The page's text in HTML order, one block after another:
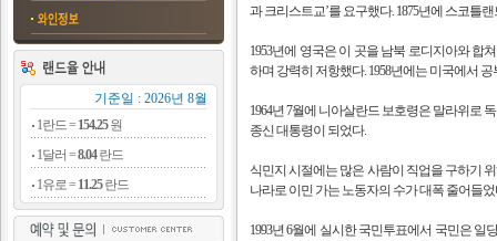
기준일 : 2026년 8월
1란드 = 154.25원
1달러 =8.04란드
1유로 = 11.25란드
과 크리스트교’를 요구했다. 1875년에 스코틀
1953년에 영국은 이 곳을 남북 로디지아와 합
하며 강력히 저항했다. 1958년에는 미국에서
1964년 7월에 니아살란드 보호령은 말라위로
종신 대통령이 되었다.
식민지 시절에는 많은 사람이 직업을 구하기
나라로 이민 가는 노동자의 수가 대폭 줄어들
1993년 6월에 실시한 국민투표에서 국민은 일